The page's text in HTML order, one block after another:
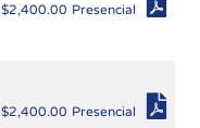
$2,400.00 Presencial
$2,400.00 Presencial